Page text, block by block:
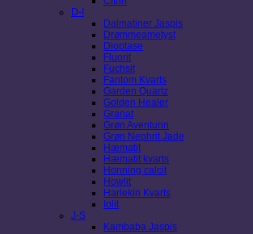
D-I
Dalmatiner Jaspis
Drømmeametyst
Dioptase
Fluorit
Fuchsit
Fantom Kvarts
Garden Quartz
Golden Healer
Granat
Grøn Aventurin
Grøn Nephrit Jade
Hæmatit
Hæmatit kvarts
Honning calcit
Howlit
Harlekin Kvarts
Iolit
J-S
Kambaba Jaspis